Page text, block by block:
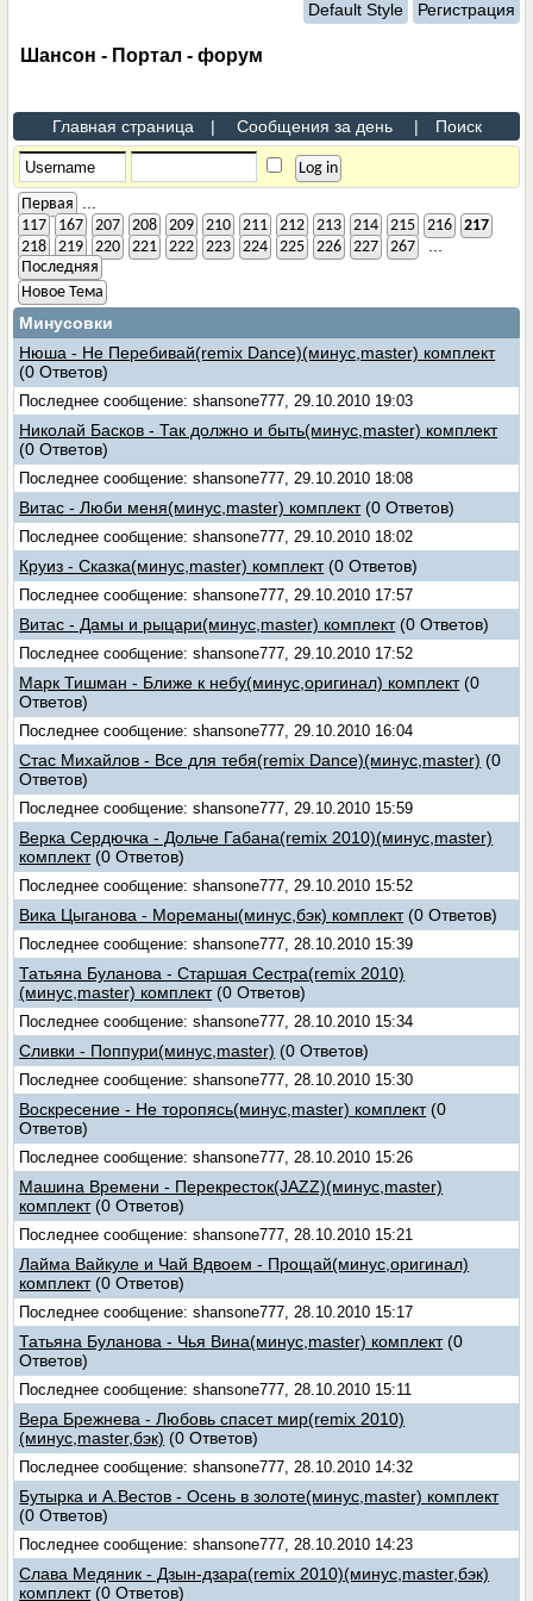
Default Style Регистрация
Шансон - Портал - форум
Главная страница | Сообщения за день | Поиск
Первая
117 167 207 208 209 210 211 212 213 214 215 216
217
218
219 220 221 222 223 224 225 226 227 267
Последняя
Новое Тема
Минусовки
Нюша - Не Перебивай(remix Dance)(минус,master) комплект
(0 Ответов)
Последнее сообщение: shansone777, 29.10.2010 19:03
Николай Басков - Так должно и быть(минус,master) комплект
(0 Ответов)
Последнее сообщение: shansone777, 29.10.2010 18:08
Витас - Люби меня(минус,master) комплект (0 Ответов)
Последнее сообщение: shansone777, 29.10.2010 18:02
Круиз - Сказка(минус,master) комплект (0 Ответов)
Последнее сообщение: shansone777, 29.10.2010 17:57
Витас - Дамы и рыцари(минус,master) комплект (0 Ответов)
Последнее сообщение: shansone777, 29.10.2010 17:52
Марк Тишман - Ближе к небу(минус,оригинал) комплект (0
Ответов)
Последнее сообщение: shansone777, 29.10.2010 16:04
Стас Михайлов - Все для тебя(remix Dance)(минус,master) (0
Ответов)
Последнее сообщение: shansone777, 29.10.2010 15:59
Верка Сердючка - Дольче Габана(remix 2010)(минус,master)
комплект (0 Ответов)
Последнее сообщение: shansone777, 29.10.2010 15:52
Вика Цыганова - Мореманы(минус,бэк) комплект (0 Ответов)
Последнее сообщение: shansone777, 28.10.2010 15:39
Татьяна Буланова - Старшая Сестра(remix 2010)
(минус,master) комплект (0 Ответов)
Последнее сообщение: shansone777, 28.10.2010 15:34
Сливки - Поппури(минус,master) (0 Ответов)
Последнее сообщение: shansone777, 28.10.2010 15:30
Воскресение - Не торопясь(минус,master) комплект (0
Ответов)
Последнее сообщение: shansone777, 28.10.2010 15:26
Машина Времени - Перекресток(JAZZ)(минус,master)
комплект (0 Ответов)
Последнее сообщение: shansone777, 28.10.2010 15:21
Лайма Вайкуле и Чай Вдвоем - Прощай(минус,оригинал)
комплект (0 Ответов)
Последнее сообщение: shansone777, 28.10.2010 15:17
Татьяна Буланова - Чья Вина(минус,master) комплект (0
Ответов)
Последнее сообщение: shansone777, 28.10.2010 15:11
Вера Брежнева - Любовь спасет мир(remix 2010)
(минус,master,бэк) (0 Ответов)
Последнее сообщение: shansone777, 28.10.2010 14:32
Бутырка и А.Вестов - Осень в золоте(минус,master) комплект
(0 Ответов)
Последнее сообщение: shansone777, 28.10.2010 14:23
Слава Медяник - Дзын-дзара(remix 2010)(минус,master,бэк)
комплект (0 Ответов)